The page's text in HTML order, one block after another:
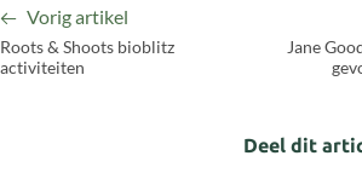
Vorig artikel
Roots & Shoots bioblitz
activiteiten
Jane
Deel dit